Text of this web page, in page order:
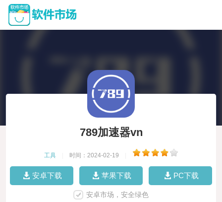
789加速器vn
工具 时间：2024-02-19
安卓下载 苹果下载 PC下载
安卓市场，安全绿色